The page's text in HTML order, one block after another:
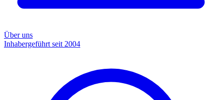
Über uns
Inhabergeführt seit 2004